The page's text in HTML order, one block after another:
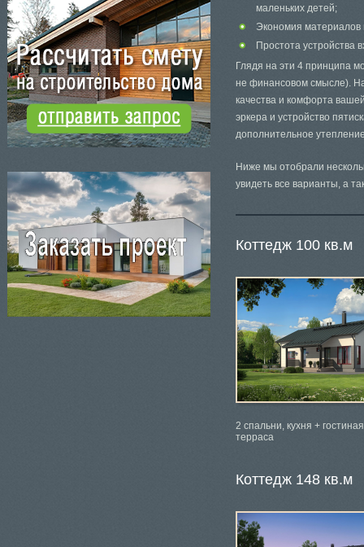
маленьких детей;
Экономия материалов
Простота устройства
Глядя на эти 4 принципа
не финансовом смысле).
качества и комфорта
эркера и устройство
дополнительное
Ниже мы отобрали
увидеть все варианты, а
Коттедж 100 кв.м
2 спальни, кухня +
терраса
Коттедж 148 кв.м